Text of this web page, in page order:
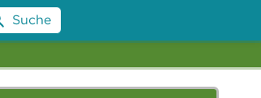
Suche